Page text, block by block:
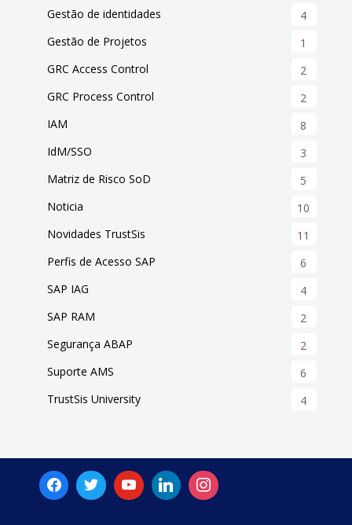
Gestão de identidades
4
Gestão de Projetos
1
GRC Access Control
2
GRC Process Control
2
IAM
8
IdM/SSO
3
Matriz de Risco SoD
5
Noticia
10
Novidades TrustSis
11
Perfis de Acesso SAP
6
SAP IAG
4
SAP RAM
2
Segurança ABAP
2
Suporte AMS
6
TrustSis University
4